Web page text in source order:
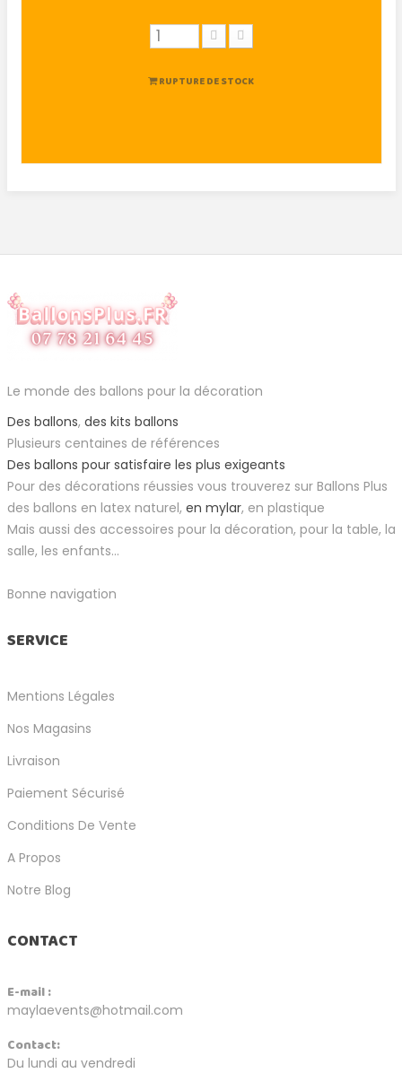
RUPTURE DE STOCK
Le monde des ballons pour la décoration
Des ballons, des kits ballons
Plusieurs centaines de références
Des ballons pour satisfaire les plus exigeants
Pour des décorations réussies vous trouverez sur Ballons Plus
des ballons en latex naturel, en mylar, en plastique
Mais aussi des accessoires pour la décoration, pour la table, la
salle, les enfants...
Bonne navigation
SERVICE
Mentions Légales
Nos Magasins
Livraison
Paiement Sécurisé
Conditions De Vente
A Propos
Notre Blog
CONTACT
E-mail :
maylaevents@hotmail.com
Contact:
Du lundi au vendredi